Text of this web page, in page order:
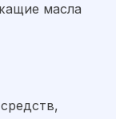
масла